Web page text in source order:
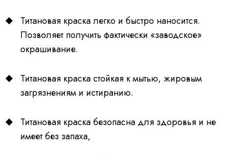
Титановая краска легко и быстро наносится.
Позволяет получить фактически «заводское»
окрашивание.
Титановая краска стойкая к мытью, жировым
загрязнениям и истиранию.
Титановая краска безопасна для здоровья и не
имеет без запаха,